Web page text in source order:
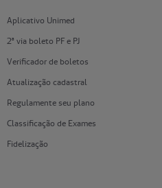
Aplicativo Unimed
2ª via boleto PF e PJ
Verificador de boletos
Atualização cadastral
Regulamente seu plano
Classificação de Exames
Fidelização